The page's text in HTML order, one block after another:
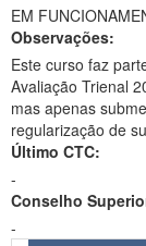
EM
Observações:
Este curso faz
Avaliação Trienal
mas apenas
regularização de
Último CTC:
-
Conselho
-